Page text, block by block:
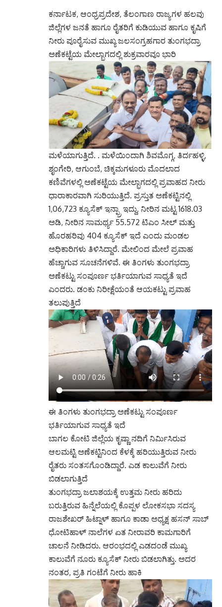
ಮಳೆಯಾಗುತ್ತಿದೆ. . ಮಳೆಯಿಂದಾಗಿ ಶಿವಮೊಗ್ಗ, ತಿರ್ದಹಳ್ಳಿ,
ಶೃಂಗೇರಿ, ಆಗುಂಬೆ, ಚಿಕ್ಕಮಗಳೂರು ಮೊದಲಾದ
ಕಣಿವೆಗಳಲ್ಲಿ ಅಣೆಕಟ್ಟೆಯ ಮೇಲ್ಭಾಗದಲ್ಲಿ ಪ್ರವಾಹದ ನೀರು
ಧಾರಾಕಾರವಾಗಿ ಸುರಿಯುತ್ತಿದೆ. ಪ್ರಸ್ತುತ ಅಣೆಕಟ್ಟಿನಲ್ಲಿ
1,06,723 ಕ್ಯೂಸೆಕ್ ಇನ್ಫ್ರಾ ಇದ್ದು, ನೀರಿನ ಮಟ್ಟ 1618.03
ಅಡಿ, ನೀರಿನ ಸಾಮರ್ಥ್ಯ 55.572 ಟಿಎಂ ಸೀಲ್ ಮತ್ತು
ಹೊರಹರಿವು 404 ಕ್ಯೂಸೆಕ್ ಇದೆ ಎಂದು ಮಂಡಲ
ಅಧಿಕಾರಿಗಳು ತಿಳಿಸಿದ್ದಾರೆ. ಮೇಲಿಂದ ಮೇಲೆ ಪ್ರವಾಹ
ಹೆಚ್ಚಾಗುವ ಸೂಚನೆಗಳಿವೆ. ಈ ತಿಂಗಳು ತುಂಗಭದ್ರಾ
ಅಣೆಕಟ್ಟು ಸಂಪೂರ್ಣ ಭರ್ತಿಯಾಗುವ ಸಾಧ್ಯತೆ ಇದೆ
ಎಂದರು. ಡಂಕು ನಿರೀಕ್ಷೆಯಂತೆ ಆಯಕಟ್ಟು ಪ್ರವಾಹ
ತಲುಪುತ್ತಿದೆ
ಈ ತಿಂಗಳು ತುಂಗಭದ್ರಾ ಅಣೆಕಟ್ಟು ಸಂಪೂರ್ಣ
ಭರ್ತಿಯಾಗುವ ಸಾಧ್ಯತೆ ಇದೆ
ಬಾಗಲ ಕೋಟಿ ಜಿಲ್ಲೆಯ ಕೃಷ್ಣಾ ನದಿಗೆ ನಿರ್ಮಿಸಿರುವ
ಆಲಮಟ್ಟಿ ಅಣೆಕಟ್ಟಿನಿಂದ ಕೆಳಕ್ಕೆ ಹರಿಯುತ್ತಿರುವ ನೀರು
ರೈತರು ಸಂತಸಗೊಂಡಿದ್ದಾರೆ. ಎಡ ಕಾಲುವೆಗೆ ನೀರು
ಬಿಡಲಾಗುತ್ತಿದೆ
ತುಂಗಭದ್ರಾ ಜಲಾಶಯಕ್ಕೆ ಉತ್ತಮ ನೀರು ಹರಿದು
ಬರುತ್ತಿರುವ ಹಿನ್ನೆಲೆಯಲ್ಲಿ ಕೊಪ್ಪಳ ಲೋಕಸಭಾ ಸದಸ್ಯ
ರಾಜಶೇಖರ್ ಹಿಟ್ನಾಳ್ ಹಾಗೂ ಕಾಡಾ ಅಧ್ಯಕ್ಷ ಹಸನ್ ಸಾಬ್
ಧೋಟಿಹಾಳ್ ನಾಲೆಗಳ ಏತ ನೀರಾವರಿ ಕಾಮಗಾರಿಗೆ
ಚಾಲನೆ ನೀಡಿದರು. ಆರಂಭದಲ್ಲಿ ಎಡದಂಡೆ ಮುಖ್ಯ
ಕಾಲುವೆಗೆ ನೂರು ಕ್ಯೂಸೆಕ್ ನೀರು ಬಿಡಲಾಗಿತ್ತು. ಅದರ
ನಂತರ, ಪ್ರತಿ ಗಂಟೆಗೆ ನೀರು ಹಾಕಿ